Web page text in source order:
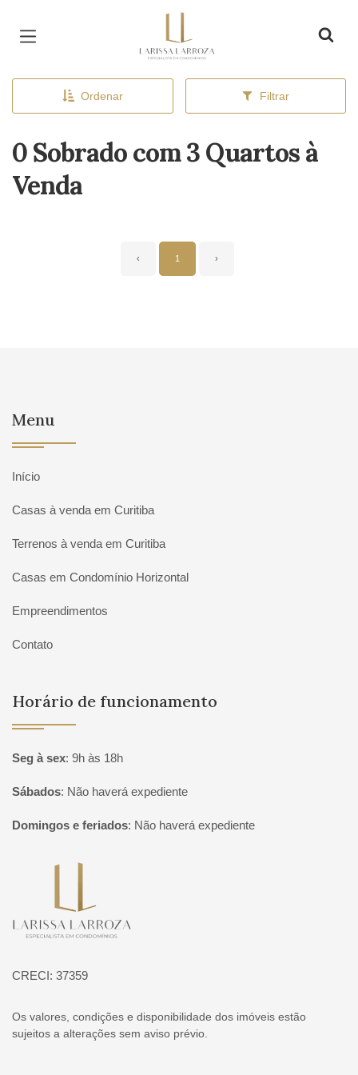
Ordenar Filtrar
0 Sobrado com 3 Quartos à
Venda
‹ 1 ›
Menu
Início
Casas à venda em Curitiba
Terrenos à venda em Curitiba
Casas em Condomínio Horizontal
Empreendimentos
Contato
Horário de funcionamento
Seg à sex: 9h às 18h
Sábados: Não haverá expediente
Domingos e feriados: Não haverá expediente
CRECI: 37359
Os valores, condições e disponibilidade dos imóveis estão
sujeitos a alterações sem aviso prévio.